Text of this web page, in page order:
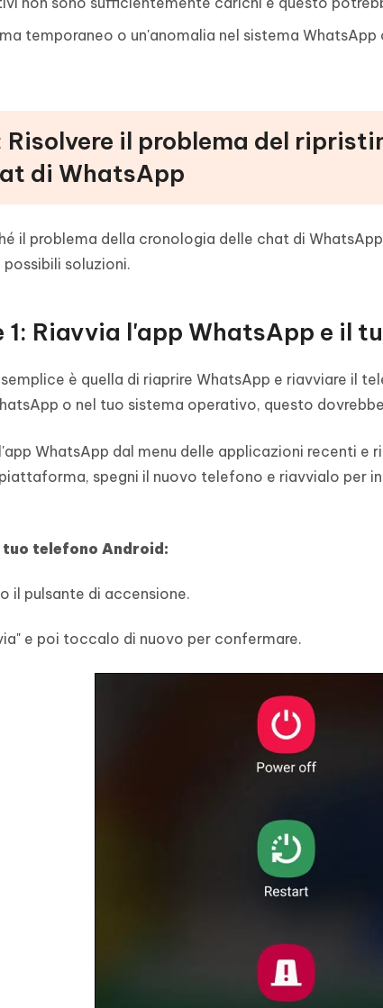
temporaneo o un'anomalia nel sistema
Risolvere il problema del
di WhatsApp
il problema della cronologia delle chat di
soluzioni.
1: Riavvia l'app WhatsApp e il
è quella di riaprire WhatsApp e riavviare il
o nel tuo sistema operativo, questo
WhatsApp dal menu delle applicazioni recenti e
spegni il nuovo telefono e riavvialo per
telefono Android:
il pulsante di accensione.
e poi toccalo di nuovo per confermare.